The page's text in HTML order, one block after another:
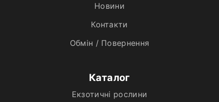
Новини
Контакти
Обмін / Повернення
Каталог
Екзотичні рослини